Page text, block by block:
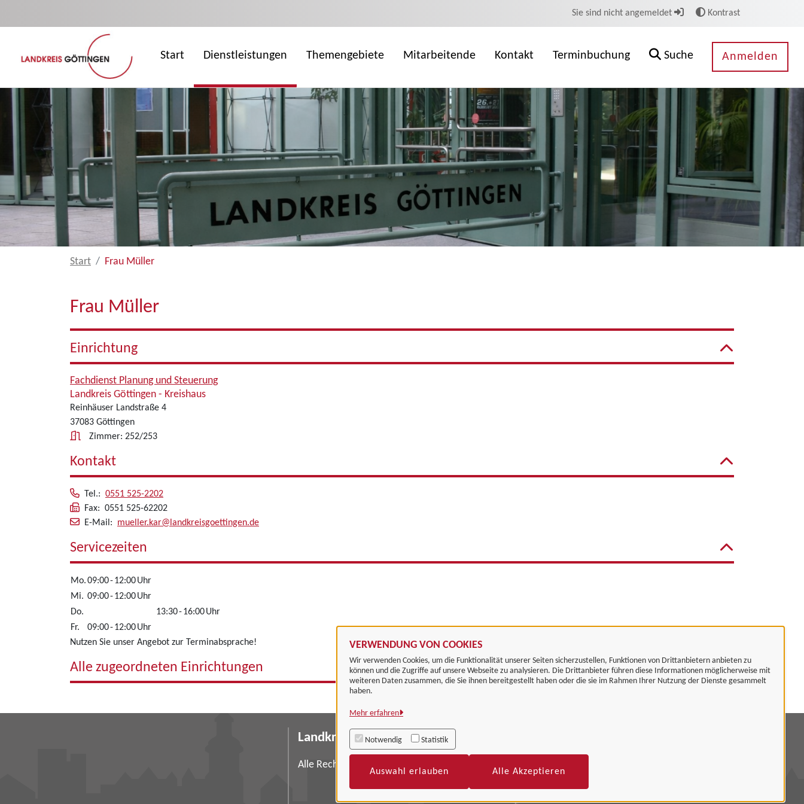
VERWENDUNG VON COOKIES
Wir verwenden Cookies, um die Funktionalität unserer Seiten sicherzustellen, Funktionen von Drittanbietern anbieten zu
können und die Zugriffe auf unsere Webseite zu analysieren. Die Drittanbieter führen diese Informationen möglicherweise mit
weiteren Daten zusammen, die Sie ihnen bereitgestellt haben oder die sie im Rahmen Ihrer Nutzung der Dienste gesammelt
haben.
Mehr erfahren
Notwendig Statistik
Auswahl erlauben Alle Akzeptieren
Sie sind nicht angemeldet Kontrast
Start Dienstleistungen Themengebiete Mitarbeitende Kontakt Terminbuchung Suche Anmelden
Start Frau Müller
Frau Müller
Einrichtung
Fachdienst Planung und Steuerung
Landkreis Göttingen - Kreishaus
Reinhäuser Landstraße 4
37083 Göttingen
Zimmer: 252/253
Kontakt
Tel.: 0551 525-2202
Fax: 0551 525-62202
E-Mail: mueller.kar@landkreisgoettingen.de
Servicezeiten
Mo.09:00-12:00Uhr
Mi. 09:00-12:00Uhr
Do.
13:30-16:00Uhr
Fr.
09:00-12:00Uhr
Nutzen Sie unser Angebot zur Terminabsprache!
Alle zugeordneten Einrichtungen
Landkreis Göttingen
Alle Rechte vorbehalten
Barrierefreiheit